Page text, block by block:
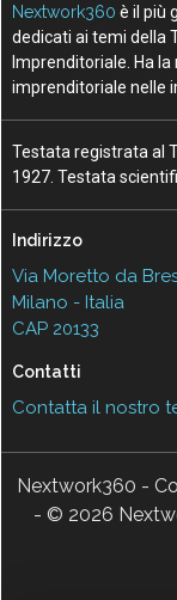
Nextwork360 è il più
dedicati ai temi della
Imprenditoriale. Ha
imprenditoriale nelle
Testata registrata al
1927. Testata
Indirizzo
Via Moretto da
Milano - Italia
CAP 20133
Contatti
Contatta il nostro
Nextwork360 -
- © 2026